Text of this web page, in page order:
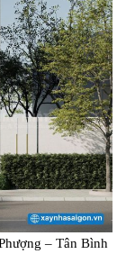
– Tân Bình